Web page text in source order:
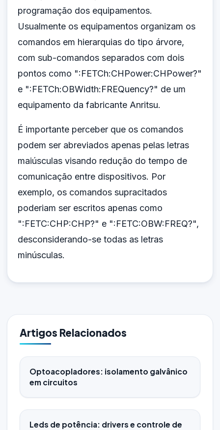
programação dos equipamentos.
Usualmente os equipamentos organizam os
comandos em hierarquias do tipo árvore,
com sub-comandos separados com dois
pontos como ":FETCh:CHPower:CHPower?"
e ":FETCh:OBWidth:FREQuency?" de um
equipamento da fabricante Anritsu.
É importante perceber que os comandos
podem ser abreviados apenas pelas letras
maiúsculas visando redução do tempo de
comunicação entre dispositivos. Por
exemplo, os comandos supracitados
poderiam ser escritos apenas como
":FETC:CHP:CHP?" e ":FETC:OBW:FREQ?",
desconsiderando-se todas as letras
minúsculas.
Artigos Relacionados
Optoacopladores: isolamento galvânico
em circuitos
Leds de potência: drivers e controle de